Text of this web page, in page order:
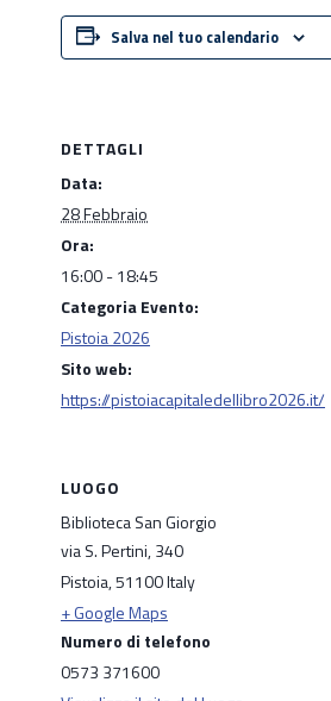
Salva nel tuo calendario
DETTAGLI
Data:
28 Febbraio
Ora:
16:00 - 18:45
Categoria Evento:
Pistoia 2026
Sito web:
https://pistoiacapitaledellibro2026.it/
LUOGO
Biblioteca San Giorgio
via S. Pertini, 340
Pistoia,51100Italy
+ Google Maps
Numero di telefono
0573 371600